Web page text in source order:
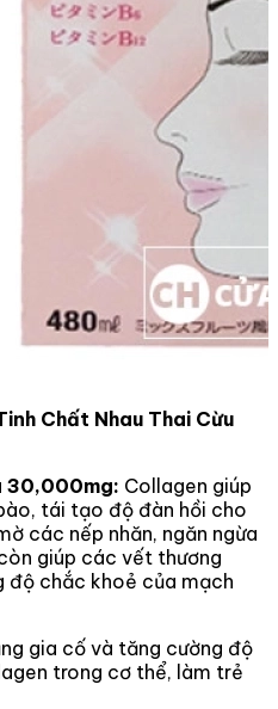
Chất Nhau Thai Cừu
30,000mg: Collagen giúp
tái tạo độ đàn hồi cho
các nếp nhăn, ngăn ngừa
giúp các vết thương
độ chắc khoẻ của mạch
gia cố và tăng cường độ
trong cơ thể, làm trẻ